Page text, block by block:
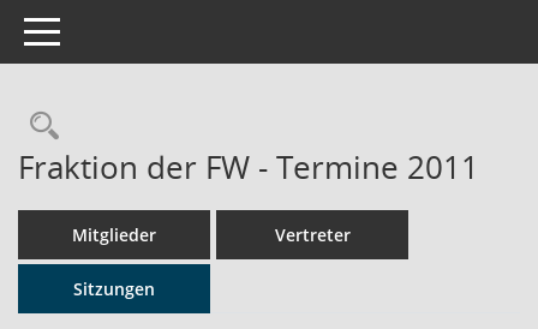
Toggle navigation
Rechercheauswahl
Fraktion der FW - Termine 2011
Mitglieder Vertreter
Sitzungen